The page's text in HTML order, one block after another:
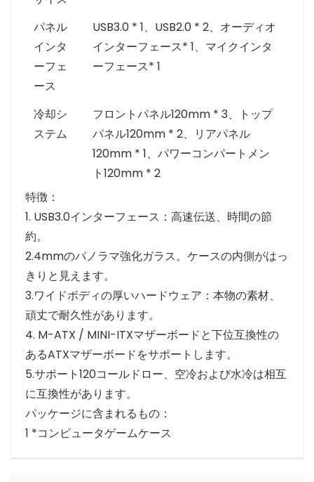
パネル
インタ
ーフェ
ース
USB3.0 * 1、USB2.0 * 2、オーディオ
インターフェース* 1、マイクインタ
ーフェース* 1
冷却シ
ステム
フロントパネル120mm * 3、トップ
パネル120mm * 2、リアパネル
120mm * 1、パワーコンパートメン
ト120mm * 2
特徴：
1. USB3.0インターフェース：高速伝送、時間の節
約。
2.4mmのパノラマ強化ガラス。ケースの内側がはっ
きりと見えます。
3.ワイドボディの厚いハードウェア：本物の素材、
頑丈で耐久性があります。
4. M-ATX / MINI-ITXマザーボードと下位互換性の
あるATXマザーボードをサポートします。
5.サポート120コールドロー、空冷および水冷は相互
に互換性があります。
パッケージに含まれるもの：
1 *コンピュータゲームケース